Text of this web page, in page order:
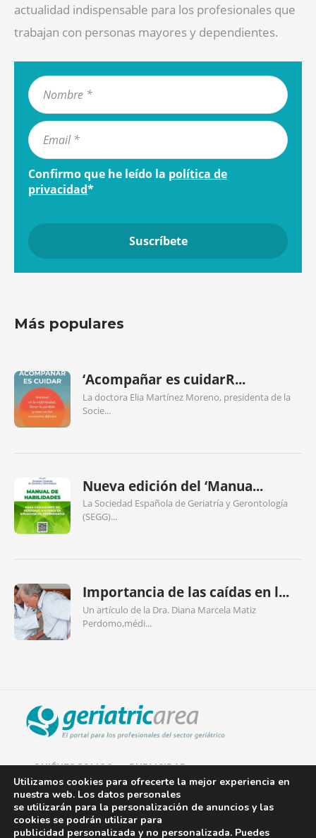
actualidad indispensable para los profesionales que
trabajan con personas mayores y dependientes.
Confirmo que he leído la política de
privacidad*
Más populares
‘Acompañar es cuidarR...
La doctora Elia Martínez Moreno, presidenta de la
Socie...
Nueva edición del ‘Manua...
La Sociedad Española de Geriatría y Gerontología
(SEGG)...
Importancia de las caídas en l...
Un artículo de la Dra. Diana Marcela Matiz
Perdomo,médi...
QUIÉNES SOMOS PUBLICIDAD
AVISO LEGAL
POLÍTICA DE COOKIES
Utilizamos cookies para ofrecerte la mejor experiencia en
nuestra web. Los datos personales
se utilizarán para la personalización de anuncios y las
cookies se podrán utilizar para
publicidad personalizada y no personalizada. Puedes